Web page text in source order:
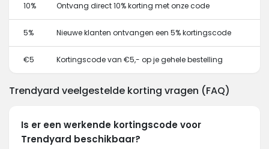
10% Ontvang direct 10% korting met onze code
5% Nieuwe klanten ontvangen een 5% kortingscode
€5 Kortingscode van €5,- op je gehele bestelling
Trendyard veelgestelde korting vragen (FAQ)
Is er een werkende kortingscode voor
Trendyard beschikbaar?